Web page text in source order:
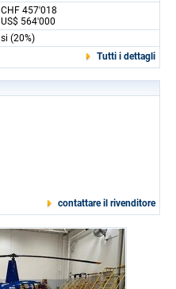
CHF 457'018
US$ 564'000
si (20%)
Tutti i dettagli
contattare il rivenditore